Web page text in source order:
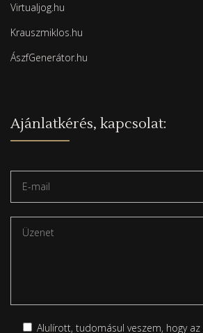
Virtualjog.hu
Krauszmiklos.hu
ÁszfGenerátor.hu
Ajánlatkérés, kapcsolat:
Alulírott, tudomásul veszem, hogy